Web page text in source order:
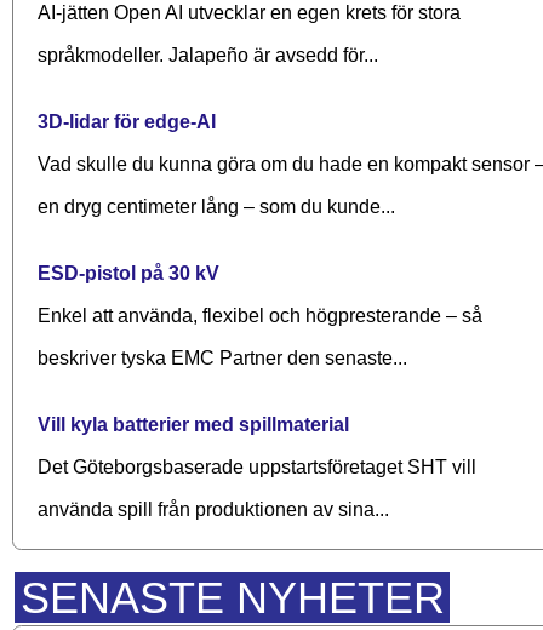
AI-jätten Open AI utvecklar en egen krets för stora
språkmodeller. Jalapeño är avsedd för...
3D-lidar för edge-AI
Vad skulle du kunna göra om du hade en kompakt sensor
en dryg centimeter lång – som du kunde...
ESD-pistol på 30 kV
Enkel att använda, flexibel och högpresterande – så
beskriver tyska EMC Partner den senaste...
Vill kyla batterier med spillmaterial
Det Göteborgsbaserade upp­starts­företaget SHT vill
använda spill från produktionen av sina...
SENASTE NYHETER